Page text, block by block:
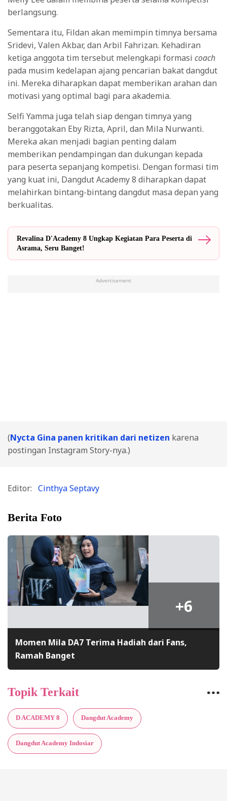
berlangsung.
Sementara itu, Fildan akan memimpin timnya bersama
Sridevi, Valen Akbar, dan Arbil Fahrizan. Kehadiran
ketiga anggota tim tersebut melengkapi formasi coach
pada musim kedelapan ajang pencarian bakat dangdut
ini. Mereka diharapkan dapat memberikan arahan dan
motivasi yang optimal bagi para akademia.
Selfi Yamma juga telah siap dengan timnya yang
beranggotakan Eby Rizta, April, dan Mila Nurwanti.
Mereka akan menjadi bagian penting dalam
memberikan pendampingan dan dukungan kepada
para peserta sepanjang kompetisi. Dengan formasi tim
yang kuat ini, Dangdut Academy 8 diharapkan dapat
melahirkan bintang-bintang dangdut masa depan yang
berkualitas.
Revalina D'Academy 8 Ungkap Kegiatan Para Peserta di
Asrama, Seru Banget!
Advertisement
(Nycta Gina panen kritikan dari netizen karena
postingan Instagram Story-nya.)
Editor: Cinthya Septavy
Berita Foto
+6
Momen Mila DA7 Terima Hadiah dari Fans,
Ramah Banget
Topik Terkait
D ACADEMY 8 Dangdut Academy
Dangdut Academy Indosiar